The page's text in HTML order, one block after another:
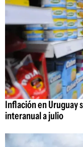
Inflación en Uruguay
interanual a julio